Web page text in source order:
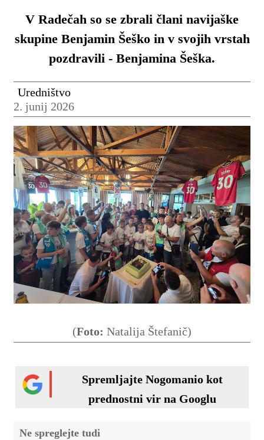
V Radečah so se zbrali člani navijaške
skupine Benjamin Šeško in v svojih vrstah
pozdravili - Benjamina Šeška.
Uredništvo
2. junij 2026
(Foto: Natalija Štefanič)
Spremljajte Nogomanio kot
prednostni vir na Googlu
Ne spreglejte tudi